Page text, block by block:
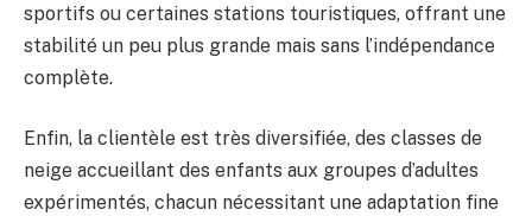
sportifs ou certaines stations touristiques, offrant une
stabilité un peu plus grande mais sans l’indépendance
complète.
Enfin, la clientèle est très diversifiée, des classes de
neige accueillant des enfants aux groupes d’adultes
expérimentés, chacun nécessitant une adaptation fine